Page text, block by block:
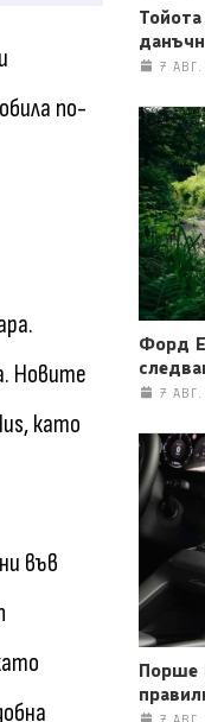
по-
Новите
като
във
7
Форд
7
Порше